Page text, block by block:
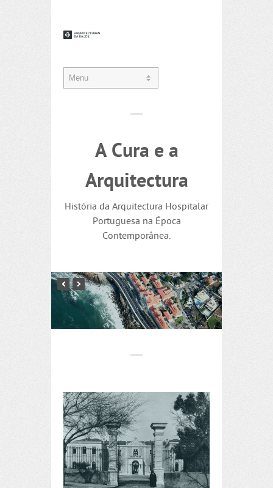
A Cura e a
Arquitectura
História da Arquitectura Hospitalar
Portuguesa na Época
Contemporânea.